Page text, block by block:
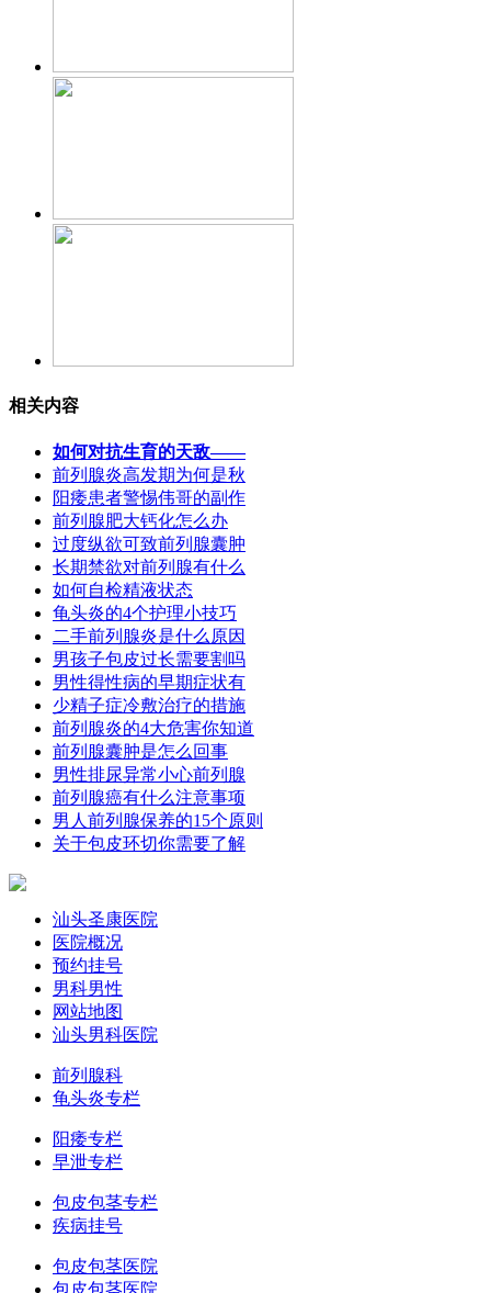
相关内容
如何对抗生育的天敌——
前列腺炎高发期为何是秋
阳痿患者警惕伟哥的副作
前列腺肥大钙化怎么办
过度纵欲可致前列腺囊肿
长期禁欲对前列腺有什么
如何自检精液状态
龟头炎的4个护理小技巧
二手前列腺炎是什么原因
男孩子包皮过长需要割吗
男性得性病的早期症状有
少精子症冷敷治疗的措施
前列腺炎的4大危害你知道
前列腺囊肿是怎么回事
男性排尿异常小心前列腺
前列腺癌有什么注意事项
男人前列腺保养的15个原则
关于包皮环切你需要了解
汕头圣康医院
医院概况
预约挂号
男科男性
网站地图
汕头男科医院
前列腺科
龟头炎专栏
阳痿专栏
早泄专栏
包皮包茎专栏
疾病挂号
包皮包茎医院
包皮包茎医院